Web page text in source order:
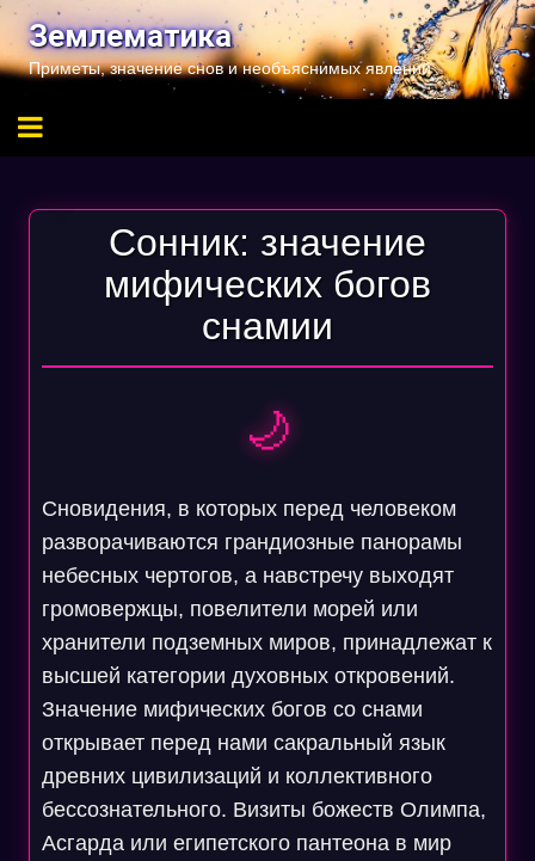
Перейти
содержимому
Землематика
Приметы, значение снов и необъяснимых явлений
Сонник: значение
мифических богов
снамии
🌙
Сновидения, в которых перед человеком
разворачиваются грандиозные панорамы
небесных чертогов, а навстречу выходят
громовержцы, повелители морей или
хранители подземных миров, принадлежат к
высшей категории духовных откровений.
Значение мифических богов со снами
открывает перед нами сакральный язык
древних цивилизаций и коллективного
бессознательного. Визиты божеств Олимпа,
Асгарда или египетского пантеона в мир